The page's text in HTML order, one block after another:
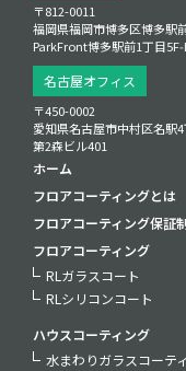
〒812-0011
福岡県福岡市博多区博多駅
ParkFront博多駅前1丁目
名古屋オフィス
〒450-0002
愛知県名古屋市中村区名駅
第2森ビル401
ホーム
フロアコーティングとは
フロアコーティング保証
フロアコーティング
RLガラスコート
RLシリコンコート
ハウスコーティング
水まわりガラスコーテ